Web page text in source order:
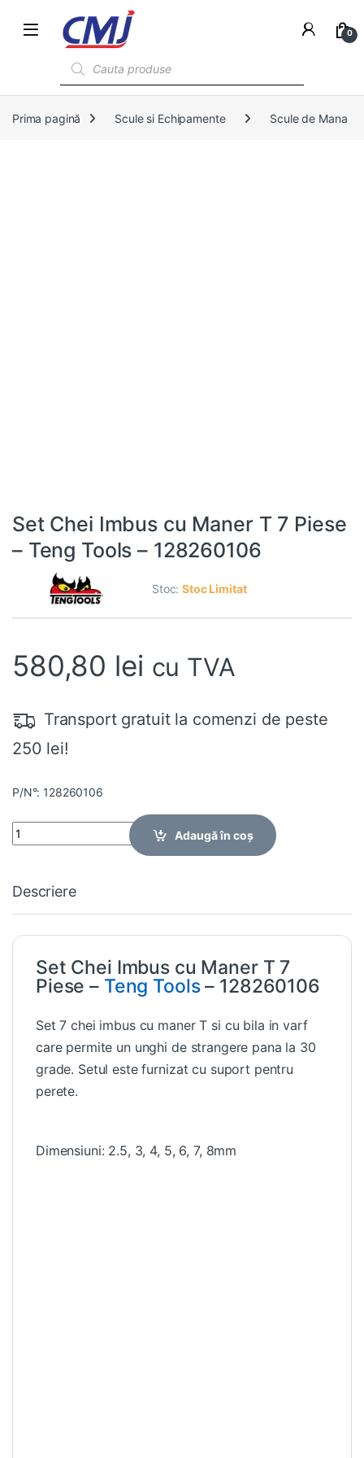
0
Prima pagină Scule si Echipamente Scule de Mana
Set Chei Imbus cu Maner T 7 Piese
– Teng Tools – 128260106
Stoc:Stoc Limitat
580,80 lei cu TVA
Transport gratuit la comenzi de peste
250 lei!
P/N°: 128260106
Quantity
Adaugă în coș
Descriere
Set Chei Imbus cu Maner T 7
Piese – Teng Tools– 128260106
Set 7 chei imbus cu maner T si cu bila in varf
care permite un unghi de strangere pana la 30
grade. Setul este furnizat cu suport pentru
perete.
Dimensiuni: 2.5, 3, 4, 5, 6, 7, 8mm